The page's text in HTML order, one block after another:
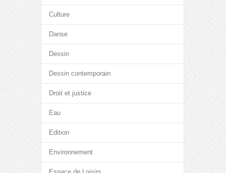
Culture
Danse
Dessin
Dessin contemporain
Droit et justice
Eau
Edition
Environnement